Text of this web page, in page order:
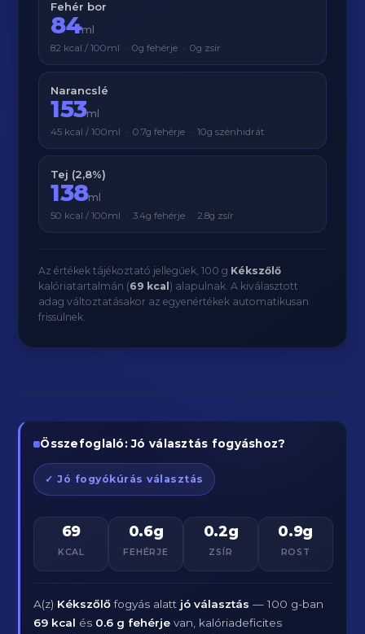
Fehér bor
84ml
82 kcal / 100ml · 0g fehérje · 0g zsír
Narancslé
153ml
45 kcal / 100ml · 0.7g fehérje · 10g szénhidrát
Tej (2,8%)
138ml
50 kcal / 100ml · 3.4g fehérje · 2.8g zsír
Az értékek tájékoztató jellegűek, 100 g Kékszőlő
kalóriatartalmán (69 kcal ) alapulnak. A kiválasztott
adag változtatásakor az egyenértékek automatikusan
frissülnek.
Összefoglaló: Jó választás fogyáshoz?
✓ Jó fogyókúrás választás
69
KCAL
0.6g
FEHÉRJE
0.2g
ZSÍR
0.9g
ROST
A(z) Kékszőlőfogyás alatt jó választás — 100 g-ban
69 kcal és 0.6 g fehérje van, kalóriadeficites